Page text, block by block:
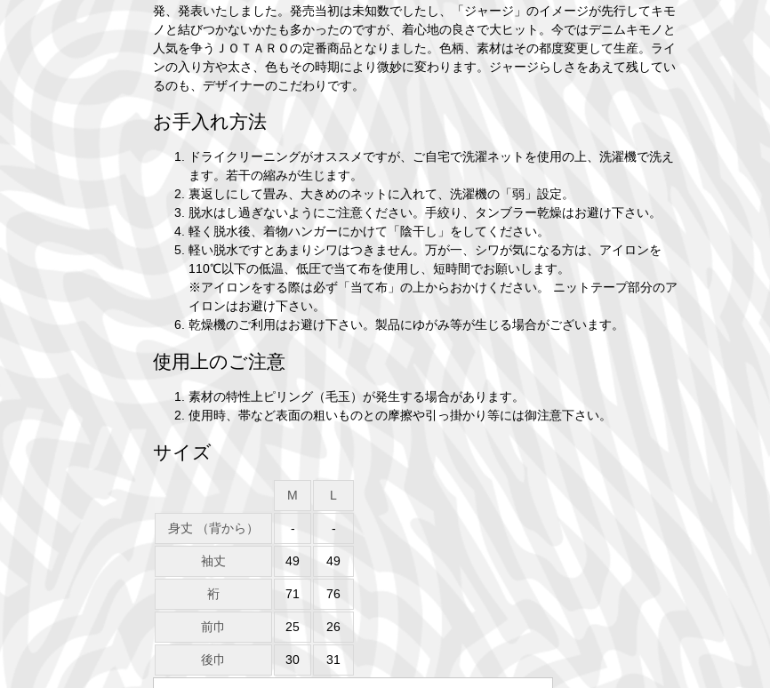
発、発表いたしました。発売当初は未知数でしたし、「ジャージ」のイメージが先行してキモ
ノと結びつかないかたも多かったのですが、着心地の良さで大ヒット。今ではデニムキモノと
人気を争うＪＯＴＡＲＯの定番商品となりました。色柄、素材はその都度変更して生産。ライ
ンの入り方や太さ、色もその時期により微妙に変わります。ジャージらしさをあえて残してい
るのも、デザイナーのこだわりです。
お手入れ方法
ドライクリーニングがオススメですが、ご自宅で洗濯ネットを使用の上、洗濯機で洗え
ます。若干の縮みが生じます。
裏返しにして畳み、大きめのネットに入れて、洗濯機の「弱」設定。
脱水はし過ぎないようにご注意ください。手絞り、タンブラー乾燥はお避け下さい。
軽く脱水後、着物ハンガーにかけて「陰干し」をしてください。
軽い脱水ですとあまりシワはつきません。万が一、シワが気になる方は、アイロンを
110℃以下の低温、低圧で当て布を使用し、短時間でお願いします。
※アイロンをする際は必ず「当て布」の上からおかけください。 ニットテープ部分のア
イロンはお避け下さい。
乾燥機のご利用はお避け下さい。製品にゆがみ等が生じる場合がございます。
使用上のご注意
素材の特性上ピリング（毛玉）が発生する場合があります。
使用時、帯など表面の粗いものとの摩擦や引っ掛かり等には御注意下さい。
サイズ
M L
身丈 （背から） - -
袖丈 49 49
裄 71 76
前巾 25 26
後巾 30 31